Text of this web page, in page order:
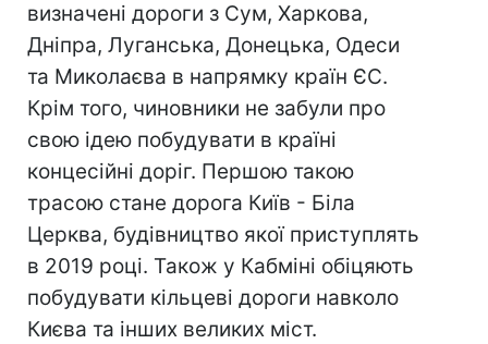
визначені дороги з Сум, Харкова,
Дніпра, Луганська, Донецька, Одеси
та Миколаєва в напрямку країн ЄС.
Крім того, чиновники не забули про
свою ідею побудувати в країні
концесійні доріг. Першою такою
трасою стане дорога Київ - Біла
Церква, будівництво якої приступлять
в 2019 році. Також у Кабміні обіцяють
побудувати кільцеві дороги навколо
Києва та інших великих міст.